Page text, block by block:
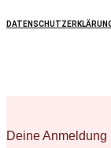
Deine